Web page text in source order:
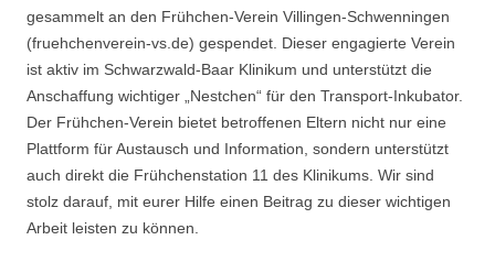
gesammelt an den Frühchen-Verein Villingen-Schwenningen
(fruehchenverein-vs.de) gespendet. Dieser engagierte Verein
ist aktiv im Schwarzwald-Baar Klinikum und unterstützt die
Anschaffung wichtiger „Nestchen“ für den Transport-Inkubator.
Der Frühchen-Verein bietet betroffenen Eltern nicht nur eine
Plattform für Austausch und Information, sondern unterstützt
auch direkt die Frühchenstation 11 des Klinikums. Wir sind
stolz darauf, mit eurer Hilfe einen Beitrag zu dieser wichtigen
Arbeit leisten zu können.